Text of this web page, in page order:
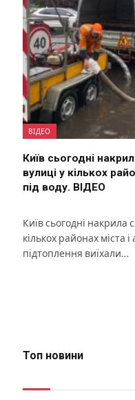
ВІДЕО
Київ сьогодні
вулиці у кількох
під воду. ВІДЕО
Київ сьогодні накрила
кількох районах міста
підтоплення виїхали…
Топ новини